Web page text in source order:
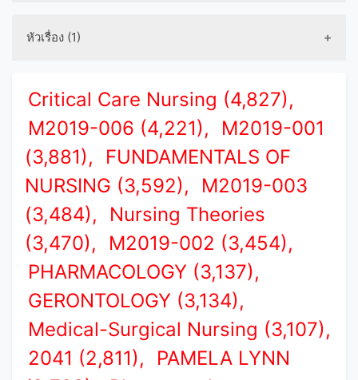
หัวเรื่อง (1)
Critical Care Nursing (4,827),
M2019-006 (4,221),
M2019-001
(3,881),
FUNDAMENTALS OF
NURSING (3,592),
M2019-003
(3,484),
Nursing Theories
(3,470),
M2019-002 (3,454),
PHARMACOLOGY (3,137),
GERONTOLOGY (3,134),
Medical-Surgical Nursing (3,107),
2041 (2,811),
PAMELA LYNN